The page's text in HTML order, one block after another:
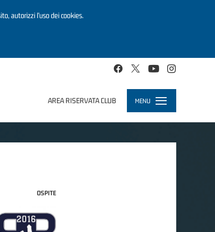
autorizzi l’uso dei cookies.
AREA RISERVATA CLUB MENU
Toggle
navigation
OSPITE